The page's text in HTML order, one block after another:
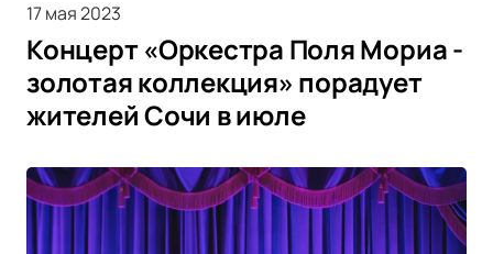
17 мая 2023
Концерт «Оркестра Поля Мориа -
золотая коллекция» порадует
жителей Сочи в июле